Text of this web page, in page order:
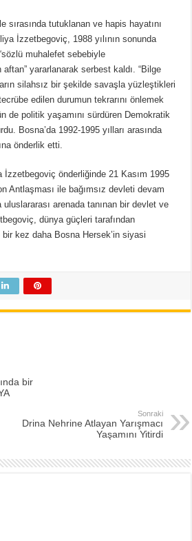
sırasında tutuklanan ve hapis hayatını
İzzetbegoviç, 1988 yılının sonunda
muhalefet sebebiyle
aftan” yararlanarak serbest kaldı. “Bilge
silahsız bir şekilde savaşla yüzleştikleri
edilen durumun tekrarını önlemek
de politik yaşamını sürdüren Demokratik
Bosna’da 1992-1995 yılları arasında
önderlik etti.
İzzetbegoviç önderliğinde 21 Kasım 1995
Antlaşması ile bağımsız devleti devam
uluslararası arenada tanınan bir devlet ve
dünya güçleri tarafından
kez daha Bosna Hersek’in siyasi
bir
Sonraki
Drina Nehrine Atlayan Yarışmacı
Yaşamını Yitirdi